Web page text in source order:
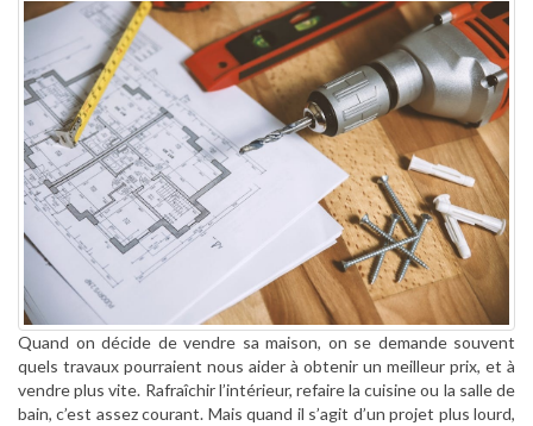
Quand on décide de vendre sa maison, on se demande souvent
quels travaux pourraient nous aider à obtenir un meilleur prix, et à
vendre plus vite. Rafraîchir l’intérieur, refaire la cuisine ou la salle de
bain, c’est assez courant. Mais quand il s’agit d’un projet plus lourd,